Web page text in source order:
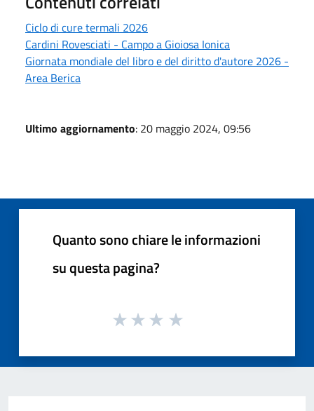
Ciclo di cure termali 2026
Cardini Rovesciati - Campo a Gioiosa Ionica
Giornata mondiale del libro e del diritto d'autore 2026 -
Area Berica
Ultimo aggiornamento: 20 maggio 2024, 09:56
Quanto sono chiare le informazioni
su questa pagina?